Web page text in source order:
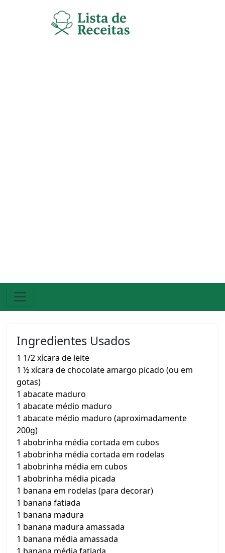
Ingredientes Usados
1 1/2 xícara de leite
1 ½ xícara de chocolate amargo picado (ou em
gotas)
1 abacate maduro
1 abacate médio maduro
1 abacate médio maduro (aproximadamente
200g)
1 abobrinha média cortada em cubos
1 abobrinha média cortada em rodelas
1 abobrinha média em cubos
1 abobrinha média picada
1 banana em rodelas (para decorar)
1 banana fatiada
1 banana madura
1 banana madura amassada
1 banana média amassada